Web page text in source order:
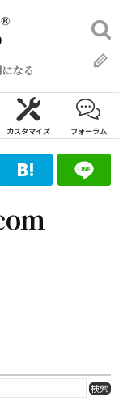
なる
検
索:
カスタマイズ フォーラム